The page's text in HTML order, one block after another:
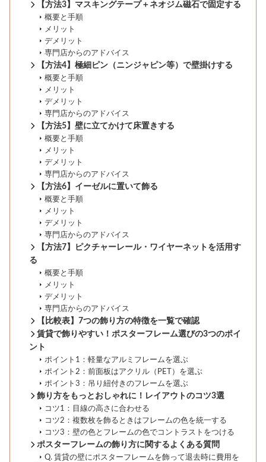
【方法3】マスキングテープ＋ネオジム磁石で固定する
概要と手順
メリット
デメリット
専門店からのアドバイス
【方法4】極細ピン（ニンジャピン等）で壁掛けする
概要と手順
メリット
デメリット
専門店からのアドバイス
【方法5】壁に立てかけて床置きする
概要と手順
メリット
デメリット
専門店からのアドバイス
【方法6】イーゼルに置いて飾る
概要と手順
メリット
デメリット
専門店からのアドバイス
【方法7】ピクチャーレール・ワイヤーネットを活用す
る
概要と手順
メリット
デメリット
専門店からのアドバイス
【比較表】7つの飾り方の特徴を一覧で確認
賃貸で飾りやすい！ポスターフレーム選びの3つのポイ
ント
ポイント1：軽量なアルミフレームを選ぶ
ポイント2：前面板はアクリル（PET）を選ぶ
ポイント3：吊り紐付きのフレームを選ぶ
飾り方をもっとおしゃれに！レイアウトのコツ3選
コツ1：目線の高さに合わせる
コツ2：複数枚を飾るときはフレームの色を統一する
コツ3：壁の色とフレームの色でコントラストをつける
ポスターフレームの飾り方に関するよくある質問
Q. 賃貸の壁にポスターフレームを飾って退去時に費用を